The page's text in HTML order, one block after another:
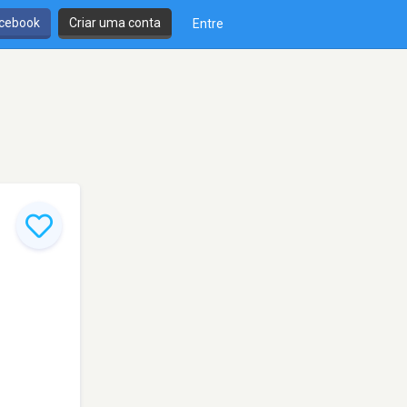
Criar uma conta Entre